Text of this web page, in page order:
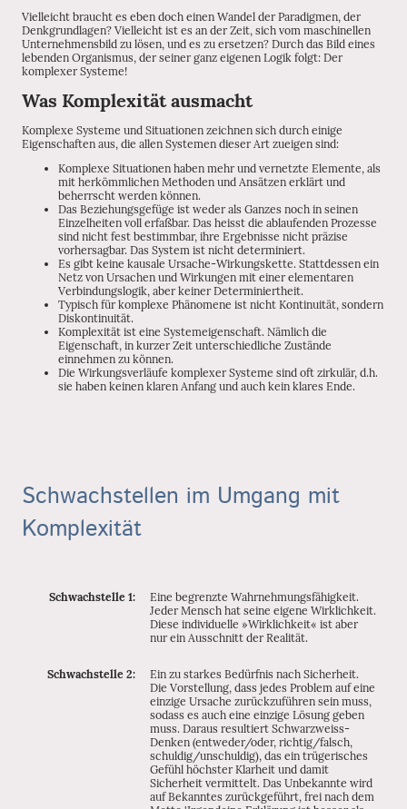
Vielleicht braucht es eben doch einen Wandel der Paradigmen, der
Denkgrundlagen? Vielleicht ist es an der Zeit, sich vom maschinellen
Unternehmensbild zu lösen, und es zu ersetzen? Durch das Bild eines
lebenden Organismus, der seiner ganz eigenen Logik folgt: Der
komplexer Systeme!
Was Komplexität ausmacht
Komplexe Systeme und Situationen zeichnen sich durch einige
Eigenschaften aus, die allen Systemen dieser Art zueigen sind:
Komplexe Situationen haben mehr und vernetzte Elemente, als
mit herkömmlichen Methoden und Ansätzen erklärt und
beherrscht werden können.
Das Beziehungsgefüge ist weder als Ganzes noch in seinen
Einzelheiten voll erfaßbar. Das heisst die ablaufenden Prozesse
sind nicht fest bestimmbar, ihre Ergebnisse nicht präzise
vorhersagbar. Das System ist nicht determiniert.
Es gibt keine kausale Ursache-Wirkungskette. Stattdessen ein
Netz von Ursachen und Wirkungen mit einer elementaren
Verbindungslogik, aber keiner Determiniertheit.
Typisch für komplexe Phänomene ist nicht Kontinuität, sondern
Diskontinuität.
Komplexität ist eine Systemeigenschaft. Nämlich die
Eigenschaft, in kurzer Zeit unterschiedliche Zustände
einnehmen zu können.
Die Wirkungsverläufe komplexer Systeme sind oft zirkulär, d.h.
sie haben keinen klaren Anfang und auch kein klares Ende.
Schwachstellen im Umgang mit
Komplexität
Schwachstelle 1:
Eine begrenzte Wahrnehmungsfähigkeit.
Jeder Mensch hat seine eigene Wirklichkeit.
Diese individuelle »Wirklichkeit« ist aber
nur ein Ausschnitt der Realität.
Schwachstelle 2:
Ein zu starkes Bedürfnis nach Sicherheit.
Die Vorstellung, dass jedes Problem auf eine
einzige Ursache zurückzuführen sein muss,
sodass es auch eine einzige Lösung geben
muss. Daraus resultiert Schwarzweiss-
Denken (entweder/oder, richtig/falsch,
schuldig/unschuldig), das ein trügerisches
Gefühl höchster Klarheit und damit
Sicherheit vermittelt. Das Unbekannte wird
auf Bekanntes zurückgeführt, frei nach dem